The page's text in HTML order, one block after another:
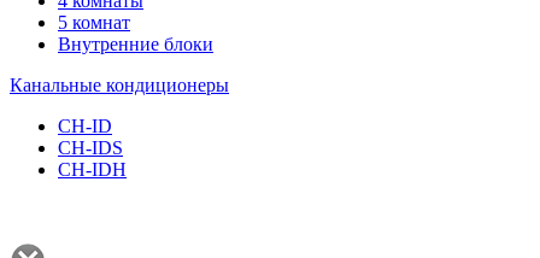
5 комнат
Внутренние блоки
Канальные кондиционеры
CH-ID
CH-IDS
CH-IDH